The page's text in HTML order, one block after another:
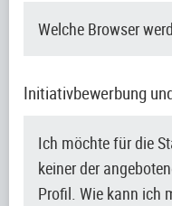
Welche Browser
Initiativbewerbung
Ich möchte für die
keiner der
Profil. Wie kann ich